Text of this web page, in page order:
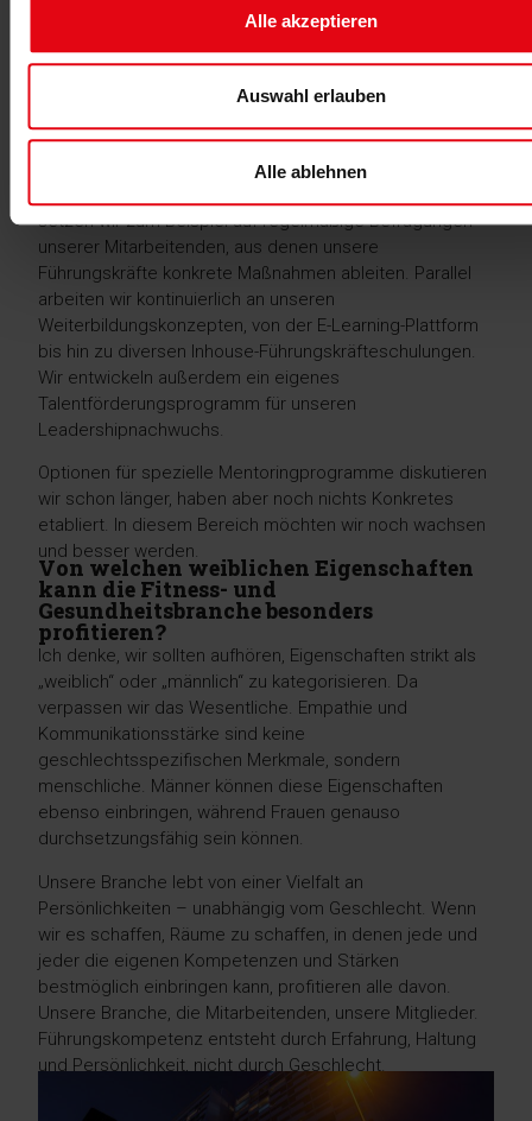
Alle akzeptieren
Auswahl erlauben
Alle ablehnen
setzen wir zum Beispiel auf regelmäßige Befragungen
unserer Mitarbeitenden, aus denen unsere
Führungskräfte konkrete Maßnahmen ableiten. Parallel
arbeiten wir kontinuierlich an unseren
Weiterbildungskonzepten, von der E-Learning-Plattform
bis hin zu diversen Inhouse-Führungskräfteschulungen.
Wir entwickeln außerdem ein eigenes
Talentförderungsprogramm für unseren
Leadershipnachwuchs.
Optionen für spezielle Mentoringprogramme diskutieren
wir schon länger, haben aber noch nichts Konkretes
etabliert. In diesem Bereich möchten wir noch wachsen
und besser werden.
Von welchen weiblichen Eigenschaften
kann die Fitness- und
Gesundheitsbranche besonders
profitieren?
Ich denke, wir sollten aufhören, Eigenschaften strikt als
„weiblich“ oder „männlich“ zu kategorisieren. Da
verpassen wir das Wesentliche. Empathie und
Kommunikationsstärke sind keine
geschlechtsspezifischen Merkmale, sondern
menschliche. Männer können diese Eigenschaften
ebenso einbringen, während Frauen genauso
durchsetzungsfähig sein können.
Unsere Branche lebt von einer Vielfalt an
Persönlichkeiten – unabhängig vom Geschlecht. Wenn
wir es schaffen, Räume zu schaffen, in denen jede und
jeder die eigenen Kompetenzen und Stärken
bestmöglich einbringen kann, profitieren alle davon.
Unsere Branche, die Mitarbeitenden, unsere Mitglieder.
Führungskompetenz entsteht durch Erfahrung, Haltung
und Persönlichkeit, nicht durch Geschlecht.